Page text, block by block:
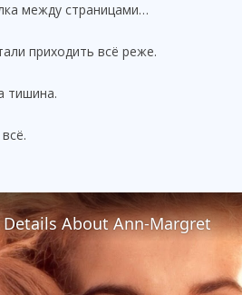
между страницами…
приходить всё реже.
тишина.
Details About Ann-Margret